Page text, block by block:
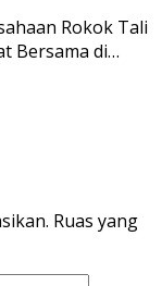
Rokok Tali
Bersama di…
Ruas yang